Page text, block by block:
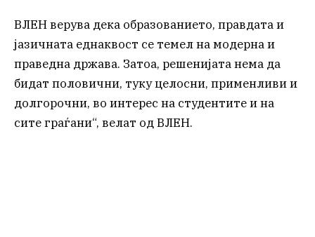
ВЛЕН верува дека образованието, правдата и
јазичната еднаквост се темел на модерна и
праведна држава. Затоа, решенијата нема да
бидат половични, туку целосни, применливи и
долгорочни, во интерес на студентите и на
сите граѓани“, велат од ВЛЕН.